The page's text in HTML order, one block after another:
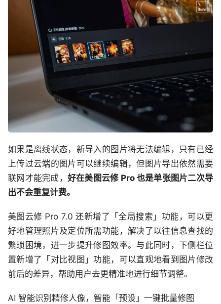
如果是离线状态，新导入的图片将无法编辑，只有已经
上传过云端的图片可以继续编辑，但图片导出依然需要
联网才能完成， 好在美图云修 Pro 也是单张图片二次导
出不会重复计费。
美图云修 Pro 7.0 还新增了「全局搜索」功能，可以更
好地管理照片及定位所需功能，解决了以往信息查找的
繁琐困境，进一步提升修图效率。与此同时，下侧栏位
置新增了「对比视图」功能，可以直观地看到图片修改
前后的差异，帮助用户去更精准地进行细节调整。
AI 智能识别精修人像，智能「预设」一键批量修图